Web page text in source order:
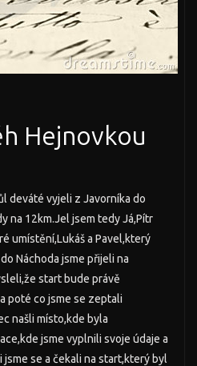
Hejnovkou
deváté vyjeli z Javorníka do
na 12km.Jel jsem tedy Já,Pítr
umístění,Lukáš a Pavel,který
Náchoda jsme přijeli na
start bude právě
poté co jsme se zeptali
našli místo,kde byla
jsme vyplnili svoje údaje a
se a čekali na start,který byl